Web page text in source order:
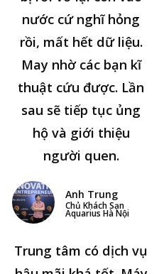
nước cứ nghĩ hỏng
rồi, mất hết dữ liệu.
May nhờ các bạn kĩ
thuật cứu được. Lần
sau sẽ tiếp tục ủng
hộ và giới thiệu
người quen.
Anh Trung
Chủ Khách Sạn
Aquarius Hà Nội
Trung tâm có dịch vụ